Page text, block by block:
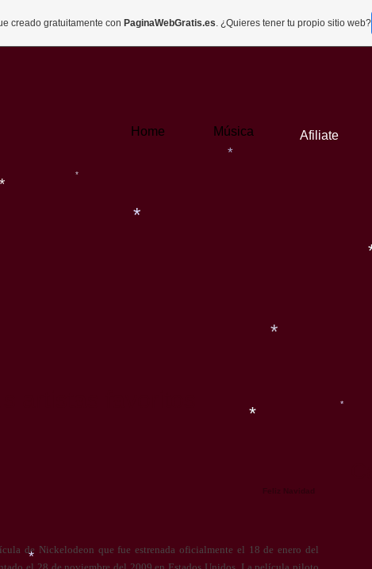
Home Música Afiliate
Feliz Navidad
de Nickelodeon que fue estrenada oficialmente el 18 de enero del
creado gratuitamente con PaginaWebGratis.es. ¿Quieres tener tu propio sitio web?
*